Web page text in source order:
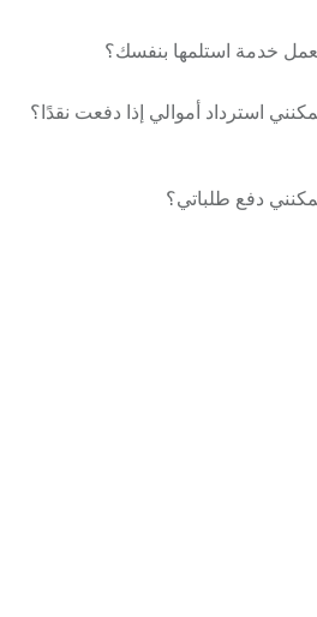
خدمة استلمها بنفسك؟
استرداد أموالي إذا دفعت نقدًا؟
دفع طلباتي؟